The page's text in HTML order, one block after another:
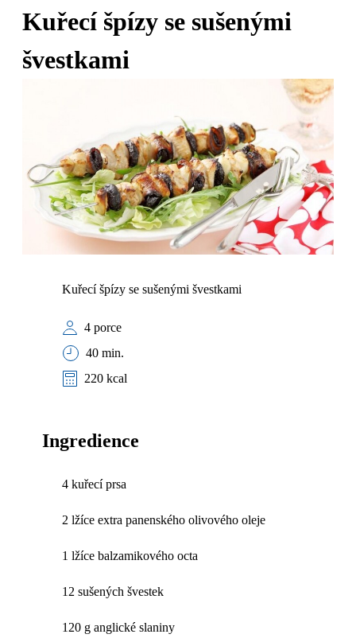
Kuřecí špízy se sušenými
švestkami
Kuřecí špízy se sušenými švestkami
4 porce
40 min.
220 kcal
Ingredience
4 kuřecí prsa
2 lžíce extra panenského olivového oleje
1 lžíce balzamikového octa
12 sušených švestek
120 g anglické slaniny